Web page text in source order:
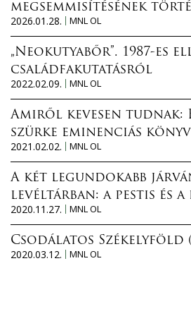
megsemmisítésének
2026.01.28.
MNL OL
„Neokutyabőr”. 1987-es
családfakutatásról
2022.02.09.
MNL OL
Amiről kevesen tudnak:
szürke eminenciás
2021.02.02.
MNL OL
A két legundokabb
levéltárban: a pestis és
2020.11.27.
MNL OL
Csodálatos Székelyföld
2020.03.12.
MNL OL